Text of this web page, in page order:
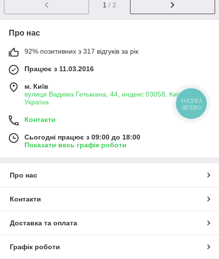
1 / 2
Про нас
92% позитивних з 317 відгуків за рік
Працює з 11.03.2016
м. Київ
вулиця Вадима Гетьмана, 44, индекс 03058, Київ,
Україна
Контакти
Сьогодні працює з 09:00 до 18:00
Показати весь графік роботи
Про нас
Контакти
Доставка та оплата
Графік роботи
КНОПКА
ЗВ'ЯЗКУ